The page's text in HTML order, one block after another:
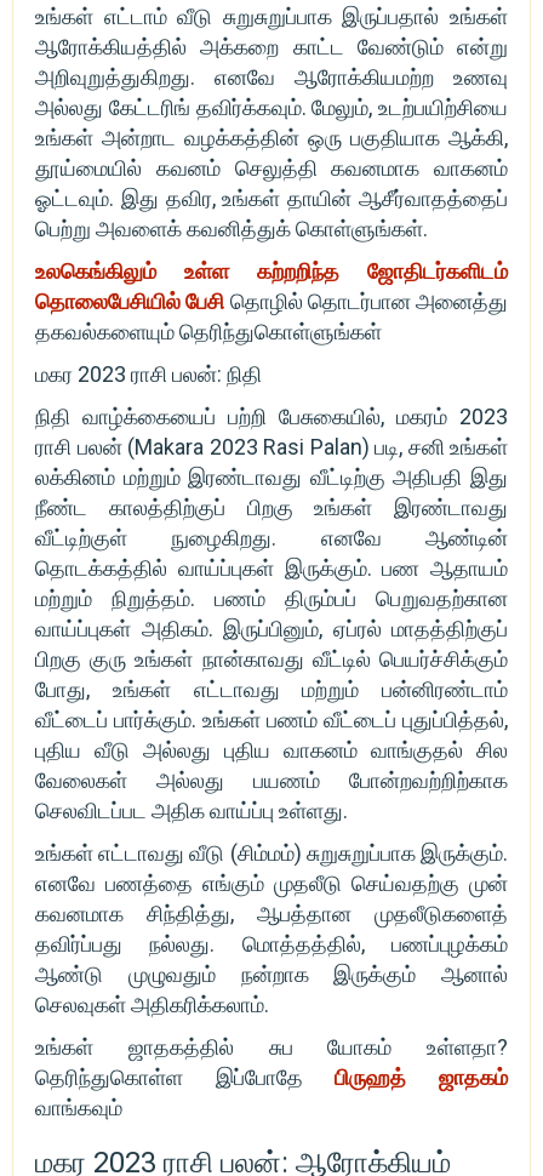
உங்கள் எட்டாம் வீடு சுறுசுறுப்பாக இருப்பதால் உங்கள்
ஆரோக்கியத்தில் அக்கறை காட்ட வேண்டும் என்று
அறிவுறுத்துகிறது. எனவே ஆரோக்கியமற்ற உணவு
அல்லது கேட்டரிங் தவிர்க்கவும். மேலும், உடற்பயிற்சியை
உங்கள் அன்றாட வழக்கத்தின் ஒரு பகுதியாக ஆக்கி,
தூய்மையில் கவனம் செலுத்தி கவனமாக வாகனம்
ஓட்டவும். இது தவிர, உங்கள் தாயின் ஆசீர்வாதத்தைப்
பெற்று அவளைக் கவனித்துக் கொள்ளுங்கள்.
உலகெங்கிலும் உள்ள கற்றறிந்த ஜோதிடர்களிடம்
தொலைபேசியில் பேசி தொழில் தொடர்பான அனைத்து
தகவல்களையும் தெரிந்துகொள்ளுங்கள்
மகர 2023 ராசி பலன்: நிதி
நிதி வாழ்க்கையைப் பற்றி பேசுகையில், மகரம் 2023
ராசி பலன் (Makara 2023 Rasi Palan) படி, சனி உங்கள்
லக்கினம் மற்றும் இரண்டாவது வீட்டிற்கு அதிபதி இது
நீண்ட காலத்திற்குப் பிறகு உங்கள் இரண்டாவது
வீட்டிற்குள் நுழைகிறது. எனவே ஆண்டின்
தொடக்கத்தில் வாய்ப்புகள் இருக்கும். பண ஆதாயம்
மற்றும் நிறுத்தம். பணம் திரும்பப் பெறுவதற்கான
வாய்ப்புகள் அதிகம். இருப்பினும், ஏப்ரல் மாதத்திற்குப்
பிறகு குரு உங்கள் நான்காவது வீட்டில் பெயர்ச்சிக்கும்
போது, ​​உங்கள் எட்டாவது மற்றும் பன்னிரண்டாம்
வீட்டைப் பார்க்கும். ​​உங்கள் பணம் வீட்டைப் புதுப்பித்தல்,
புதிய வீடு அல்லது புதிய வாகனம் வாங்குதல் சில
வேலைகள் அல்லது பயணம் போன்றவற்றிற்காக
செலவிடப்பட அதிக வாய்ப்பு உள்ளது.
உங்கள் எட்டாவது வீடு (சிம்மம்) சுறுசுறுப்பாக இருக்கும்.
எனவே பணத்தை எங்கும் முதலீடு செய்வதற்கு முன்
கவனமாக சிந்தித்து, ஆபத்தான முதலீடுகளைத்
தவிர்ப்பது நல்லது. மொத்தத்தில், பணப்புழக்கம்
ஆண்டு முழுவதும் நன்றாக இருக்கும் ஆனால்
செலவுகள் அதிகரிக்கலாம்.
உங்கள் ஜாதகத்தில் சுப யோகம் உள்ளதா?
தெரிந்துகொள்ள இப்போதேபிருஹத் ஜாதகம்
வாங்கவும்
மகர 2023 ராசி பலன்: ஆரோக்கியம்